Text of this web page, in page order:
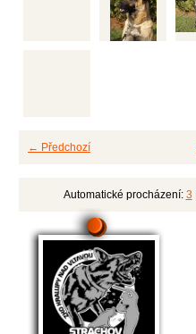
← Předchozí
Automatické procházení: 3